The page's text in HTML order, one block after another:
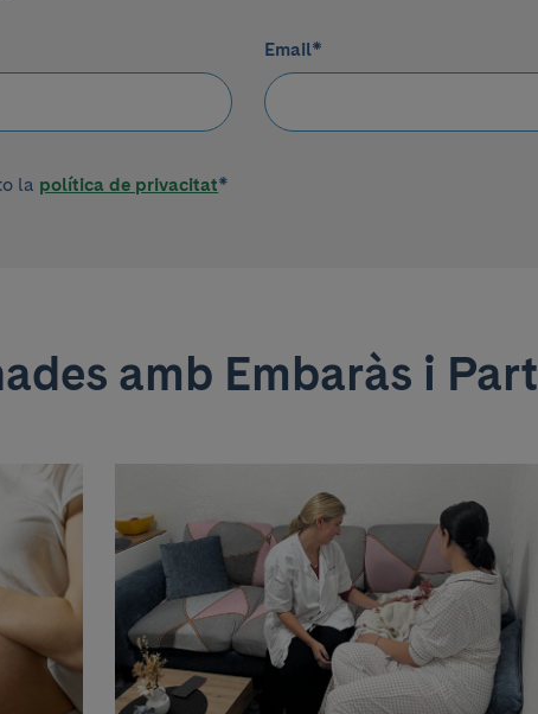
Email*
la política de privacitat*
amb Embaràs i Part